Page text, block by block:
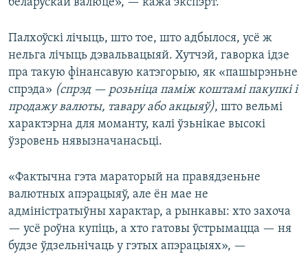
беларускай валюце», — кажа экспэрт.
Палхоўскі лічыць, што тое, што адбылося, усё ж
нельга лічыць дэвальвацыяй. Хутчэй, гаворка ідзе
пра такую фінансавую катэгорыю, як «пашырэньне
спрэда» (спрэд — розьніца паміж коштамі пакупкі і
продажу валюты, тавару або акцыяў), што вельмі
характэрна для моманту, калі ўзьнікае высокі
ўзровень нявызначанасьці.
«Фактычна гэта мараторый на правядзеньне
валютных апэрацыяў, але ён мае не
адміністратыўны характар, а рынкавы: хто захоча
— усё роўна купіць, а хто гатовы ўстрымацца — ня
будзе ўдзельнічаць у гэтых апэрацыях», —